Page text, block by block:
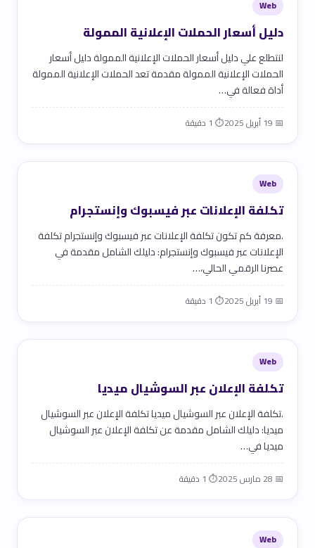
Web
دليل أسعار الحملات الإعلانية الممولة
لنتطلع علي دليل أسعار الحملات الإعلانية الممولة دليل أسعار
الحملات الإعلانية الممولة مقدمة تعد الحملات الإعلانية الممولة
أداة فعالة في…
📅 19 أبريل 2025 ⏱ 1 دقيقة
Web
تكلفة الإعلانات عبر فيسبوك وإنستجرام
.معرفة كم تكون تكلفة الإعلانات عبر فيسبوك وإنستجرام تكلفة
الإعلانات عبر فيسبوك وإنستجرام: دليلك الشامل مقدمة في
عصرنا الرقمي الحالي،…
📅 19 أبريل 2025 ⏱ 1 دقيقة
Web
تكلفة الإعلان عبر السوشيال ميديا
.تكلفة الإعلان عبر السوشيال ميديا تكلفة الإعلان عبر السوشيال
ميديا: دليلك الشامل مقدمة عن تكلفة الإعلان عبر السوشيال
ميديا في…
📅 28 مارس 2025 ⏱ 1 دقيقة
Web